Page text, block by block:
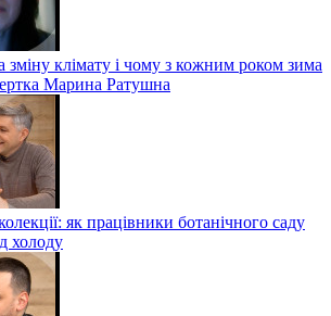
зміну клімату і чому з кожним роком зима
Марина Ратушна
як працівники ботанічного саду
холоду